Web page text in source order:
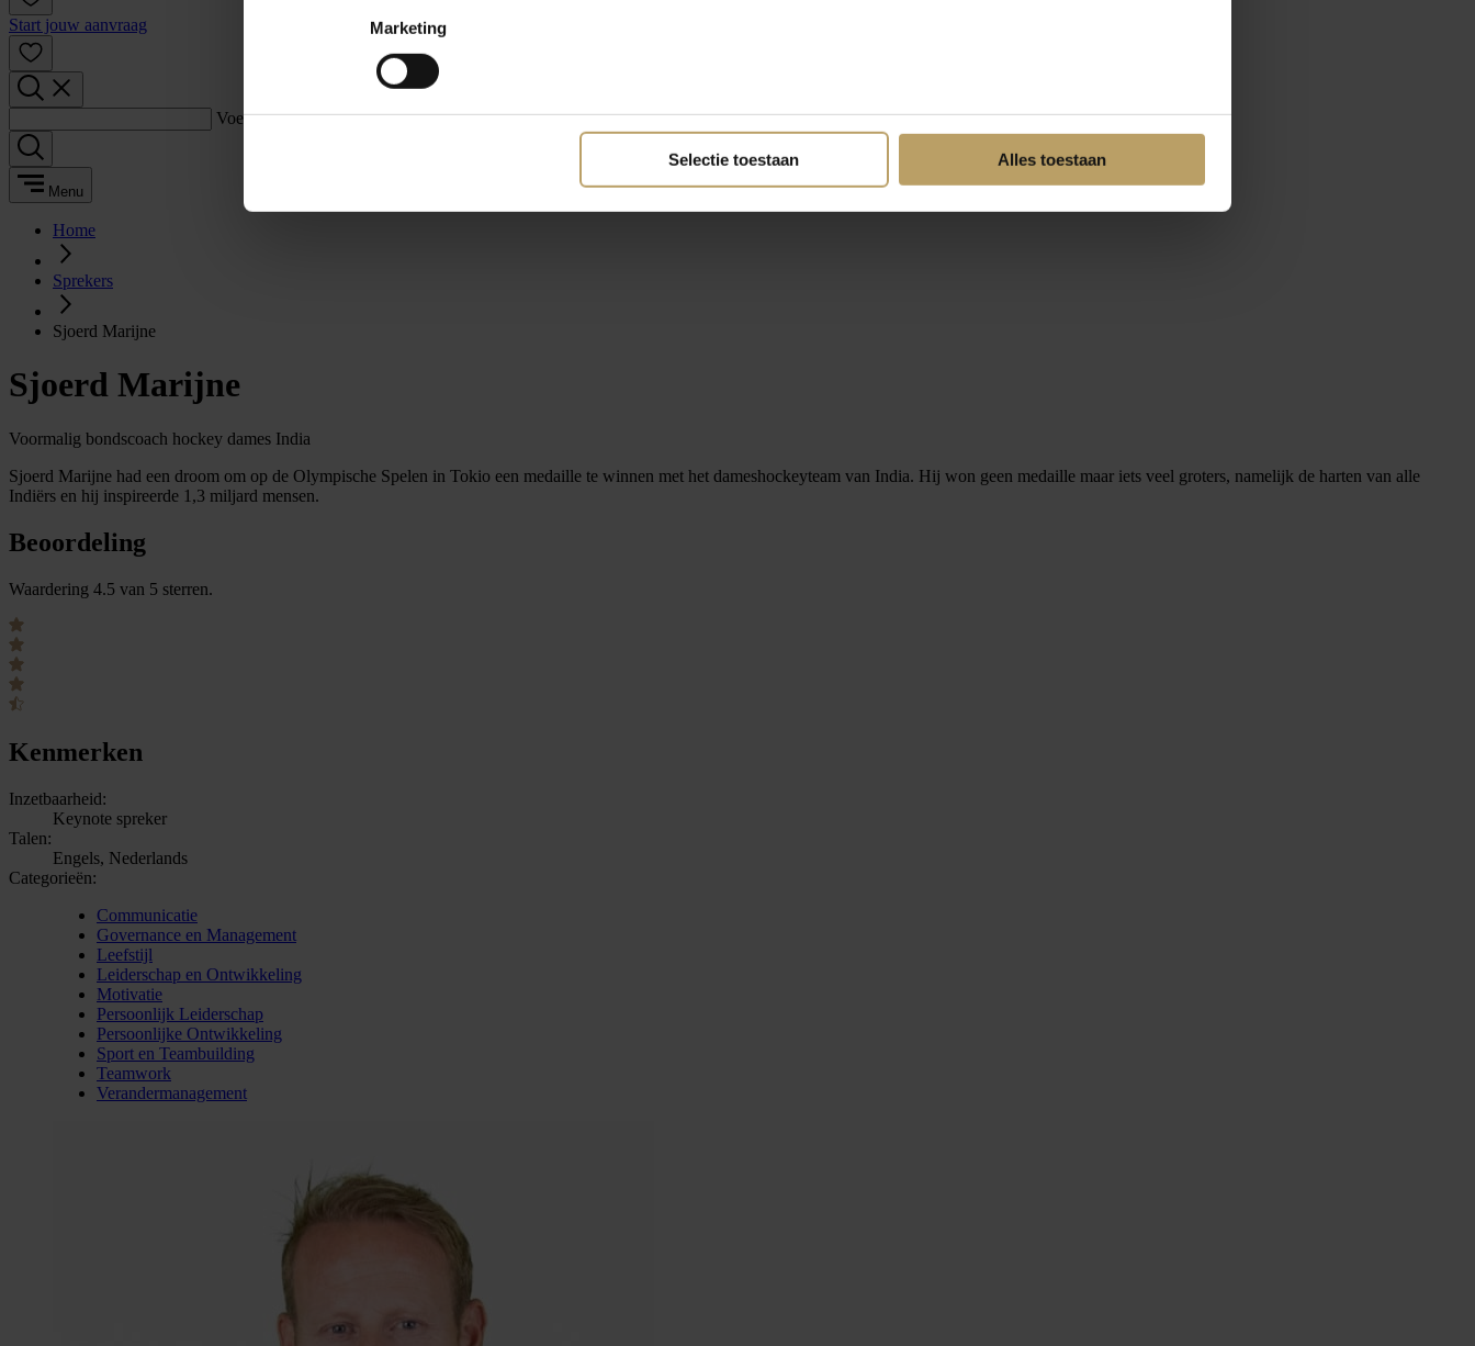
Marketing
Selectie toestaan Alles toestaan
Start jouw aanvraag
Voer een zoekterm in:
Menu
Home
Sprekers
Sjoerd Marijne
Sjoerd Marijne
Voormalig bondscoach hockey dames India
Sjoerd Marijne had een droom om op de Olympische Spelen in Tokio een medaille te winnen met het dameshockeyteam van India. Hij won geen medaille maar iets veel groters, namelijk de harten van alle
Indiërs en hij inspireerde 1,3 miljard mensen.
Beoordeling
Waardering 4.5 van 5 sterren.
Kenmerken
Inzetbaarheid:
Keynote spreker
Talen:
Engels, Nederlands
Categorieën:
Communicatie
Governance en Management
Leefstijl
Leiderschap en Ontwikkeling
Motivatie
Persoonlijk Leiderschap
Persoonlijke Ontwikkeling
Sport en Teambuilding
Teamwork
Verandermanagement